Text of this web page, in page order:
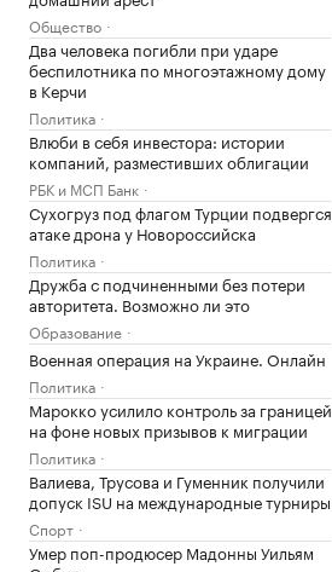
Общество
Два человека погибли при ударе
беспилотника по многоэтажному дому
в Керчи
Политика
Влюби в себя инвестора: истории
компаний, разместивших облигации
РБК и МСП Банк
Сухогруз под флагом Турции подвергся
атаке дрона у Новороссийска
Политика
Дружба с подчиненными без потери
авторитета. Возможно ли это
Образование
Военная операция на Украине. Онлайн
Политика
Марокко усилило контроль за границей
на фоне новых призывов к миграции
Политика
Валиева, Трусова и Гуменник получили
допуск ISU на международные турниры
Спорт
Умер поп-продюсер Мадонны Уильям